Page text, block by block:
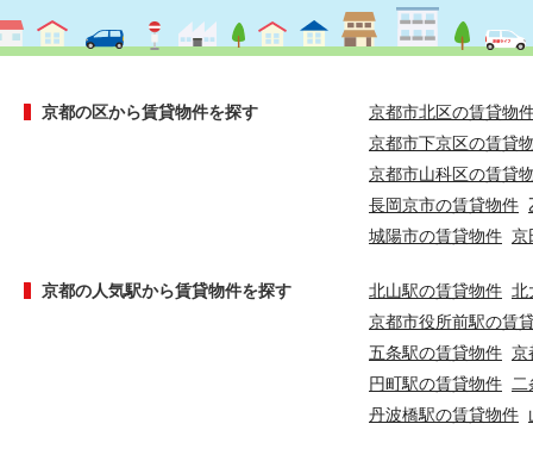
京都の区から賃貸物件を探す
京都市北区の賃貸物
京都市下京区の賃貸
京都市山科区の賃貸
長岡京市の賃貸物件
城陽市の賃貸物件 京
京都の人気駅から賃貸物件を探す 北山駅の賃貸物件 北
京都市役所前駅の賃
五条駅の賃貸物件 京
円町駅の賃貸物件
丹波橋駅の賃貸物件